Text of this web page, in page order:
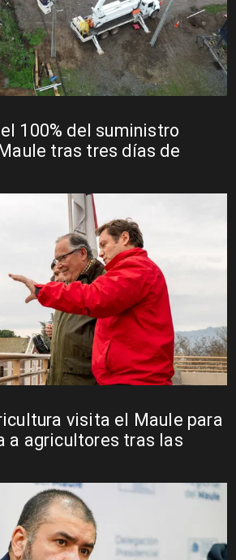
100% del suministro
tras tres días de
visita el Maule para
a agricultores tras las